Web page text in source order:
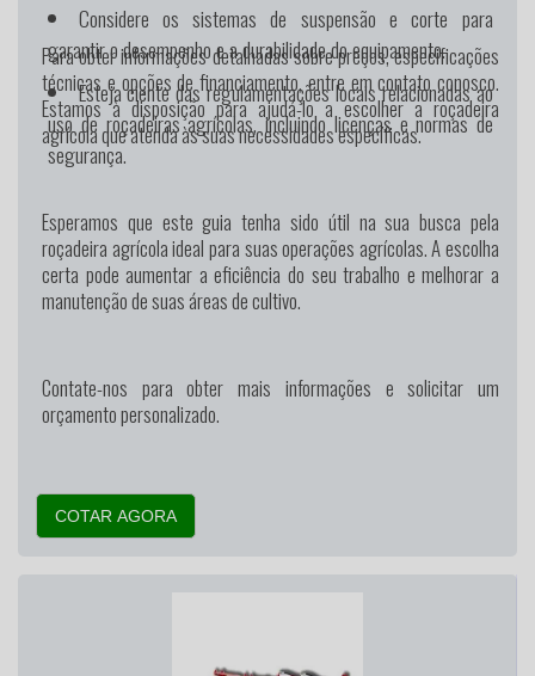
Considere os sistemas de suspensão e corte para
garantir o desempenho e a durabilidade do equipamento.
Esteja ciente das regulamentações locais relacionadas ao
uso de roçadeiras agrícolas, incluindo licenças e normas de
segurança.
Para obter informações detalhadas sobre preços, especificações
técnicas e opções de financiamento, entre em contato conosco.
Estamos à disposição para ajudá-lo a escolher a roçadeira
agrícola que atenda às suas necessidades específicas.
Esperamos que este guia tenha sido útil na sua busca pela
roçadeira agrícola ideal para suas operações agrícolas. A escolha
certa pode aumentar a eficiência do seu trabalho e melhorar a
manutenção de suas áreas de cultivo.
Contate-nos para obter mais informações e solicitar um
orçamento personalizado.
COTAR AGORA